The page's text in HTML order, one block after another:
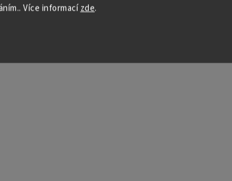
Více informacízde.